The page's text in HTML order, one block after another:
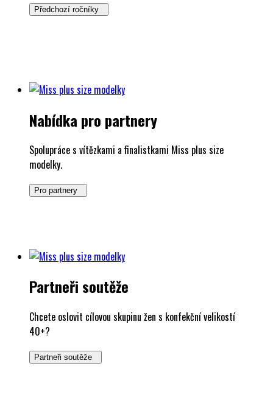
Předchozí ročníky
Nabídka pro partnery
Spolupráce s vítězkami a finalistkami Miss plus size
modelky.
Pro partnery
Partneři soutěže
Chcete oslovit cílovou skupinu žen s konfekční velikostí
40+?
Partneři soutěže